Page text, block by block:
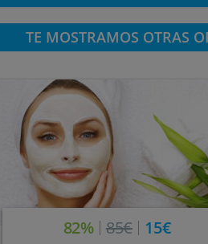
TE MOSTRAMOS OTRAS
82% 85€ 15€